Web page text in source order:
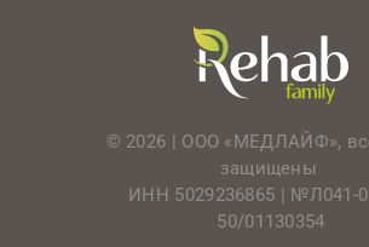
© 2026 | ООО «МЕДЛАЙФ»,
защищены
ИНН 5029236865 | №Л041-
50/01130354